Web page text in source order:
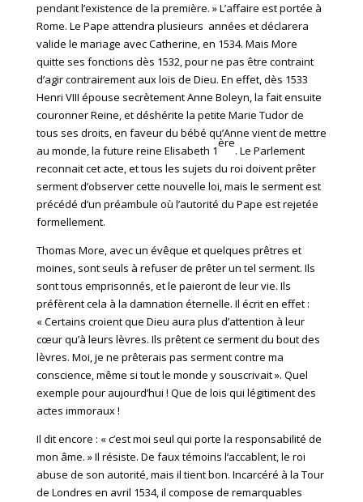
pendant l’existence de la première. » L’affaire est portée à
Rome. Le Pape attendra plusieurs années et déclarera
valide le mariage avec Catherine, en 1534. Mais More
quitte ses fonctions dès 1532, pour ne pas être contraint
d’agir contrairement aux lois de Dieu. En effet, dès 1533
Henri VIII épouse secrètement Anne Boleyn, la fait ensuite
couronner Reine, et déshérite la petite Marie Tudor de
tous ses droits, en faveur du bébé qu’Anne vient de mettre
au monde, la future reine Elisabeth 1
ère
. Le Parlement
reconnait cet acte, et tous les sujets du roi doivent prêter
serment d’observer cette nouvelle loi, mais le serment est
précédé d’un préambule où l’autorité du Pape est rejetée
formellement.
Thomas More, avec un évêque et quelques prêtres et
moines, sont seuls à refuser de prêter un tel serment. Ils
sont tous emprisonnés, et le paieront de leur vie. Ils
préfèrent cela à la damnation éternelle. Il écrit en effet :
« Certains croient que Dieu aura plus d’attention à leur
cœur qu’à leurs lèvres. Ils prêtent ce serment du bout des
lèvres. Moi, je ne prêterais pas serment contre ma
conscience, même si tout le monde y souscrivait ». Quel
exemple pour aujourd’hui ! Que de lois qui légitiment des
actes immoraux !
Il dit encore : « c’est moi seul qui porte la responsabilité de
mon âme. » Il résiste. De faux témoins l’accablent, le roi
abuse de son autorité, mais il tient bon. Incarcéré à la Tour
de Londres en avril 1534, il compose de remarquables